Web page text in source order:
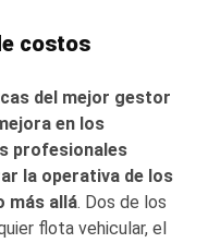
costos
del mejor gestor
en los
profesionales
la operativa de los
más allá. Dos de los
flota vehicular, el